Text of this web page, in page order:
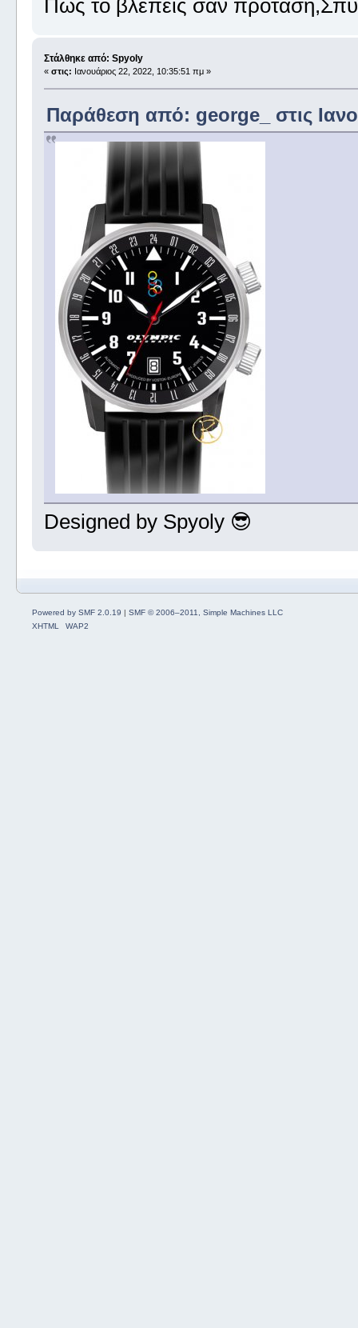
Πως το βλέπεις σαν
Στάλθηκε από: Spyoly
« στις: Ιανουάριος 22, 2022, 10:35:51 πμ »
Παράθεση από: george_ στις
Designed by Spyoly 😎
Powered by SMF 2.0.19 | SMF © 2006–2011, Simple Machines LLC
XHTML
WAP2